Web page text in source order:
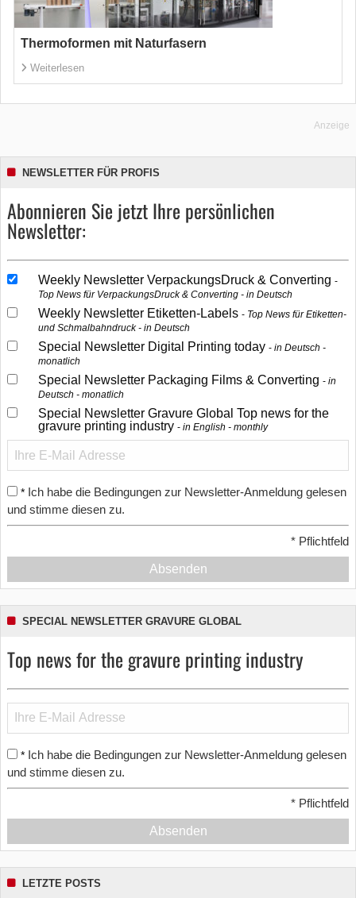
Thermoformen mit Naturfasern
Weiterlesen
Anzeige
NEWSLETTER FÜR PROFIS
Abonnieren Sie jetzt Ihre persönlichen
Newsletter:
Weekly Newsletter VerpackungsDruck & Converting
Top News für VerpackungsDruck & Converting - in Deutsch
Weekly Newsletter Etiketten-Labels
Top News für Etiketten-
und Schmalbahndruck - in Deutsch
Special Newsletter Digital Printing today
in Deutsch -
monatlich
Special Newsletter Packaging Films & Converting
in
Deutsch - monatlich
Special Newsletter Gravure Global Top news for the
gravure printing industry
in English - monthly
* Ich habe die Bedingungen zur Newsletter-Anmeldung gelesen
und stimme diesen zu.
* Pflichtfeld
Absenden
SPECIAL NEWSLETTER GRAVURE GLOBAL
Top news for the gravure printing industry
* Ich habe die Bedingungen zur Newsletter-Anmeldung gelesen
und stimme diesen zu.
* Pflichtfeld
Absenden
LETZTE POSTS